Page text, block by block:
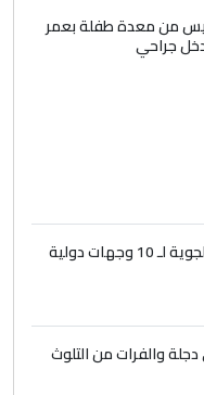
من معدة طفلة بعمر
جراحي
دولية
والفرات من التلوث